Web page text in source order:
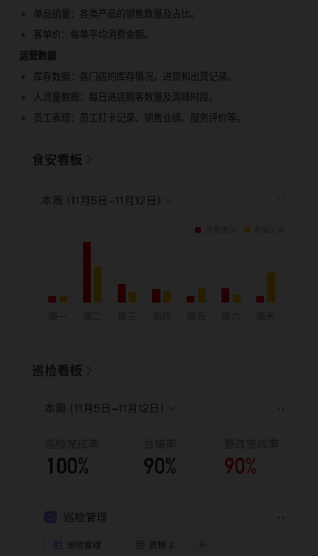
单品销量：各类产品的销售数量及占比。
客单价：每单平均消费金额。
运营数据
库存数据：各门店的库存情况，进货和出货记录。
人流量数据：每日进店顾客数量及高峰时段。
员工表现：员工打卡记录、销售业绩、服务评价等。